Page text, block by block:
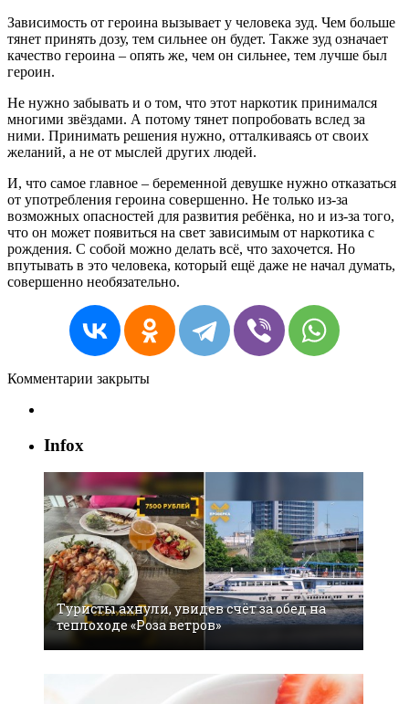
Зависимость от героина вызывает у человека зуд. Чем больше
тянет принять дозу, тем сильнее он будет. Также зуд означает
качество героина – опять же, чем он сильнее, тем лучше был
героин.
Не нужно забывать и о том, что этот наркотик принимался
многими звёздами. А потому тянет попробовать вслед за
ними. Принимать решения нужно, отталкиваясь от своих
желаний, а не от мыслей других людей.
И, что самое главное – беременной девушке нужно отказаться
от употребления героина совершенно. Не только из-за
возможных опасностей для развития ребёнка, но и из-за того,
что он может появиться на свет зависимым от наркотика с
рождения. С собой можно делать всё, что захочется. Но
впутывать в это человека, который ещё даже не начал думать,
совершенно необязательно.
Комментарии закрыты
Infox
Туристы ахнули, увидев счёт за обед на
теплоходе «Роза ветров»